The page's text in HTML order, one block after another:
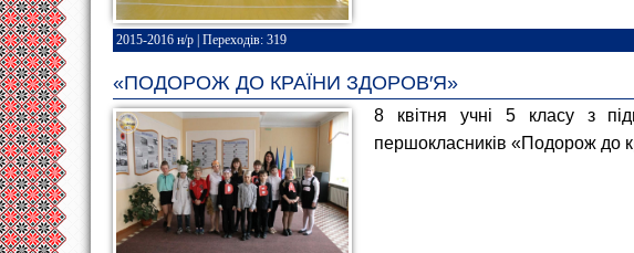
2015-2016 н/р | Переходів: 319
«ПОДОРОЖ ДО КРАЇНИ ЗДОРОВ′Я»
8 квітня учні 5 класу з
першокласників «Подорож до